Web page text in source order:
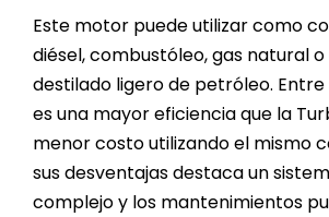
Este motor puede utilizar como
diésel, combustóleo, gas natural
destilado ligero de petróleo. Entre
es una mayor eficiencia que la
menor costo utilizando el mismo
sus desventajas destaca un
complejo y los mantenimientos